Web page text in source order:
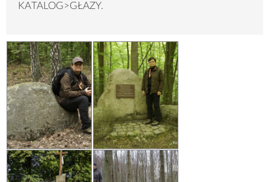
KATALOG>GŁAZY.